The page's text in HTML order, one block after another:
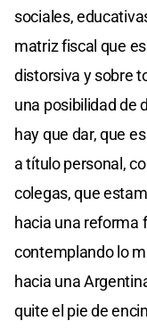
sociales,
matriz fiscal que
distorsiva y sobre
una posibilidad de
hay que dar, que
a título personal,
colegas, que
hacia una reforma
contemplando lo
hacia una
quite el pie de